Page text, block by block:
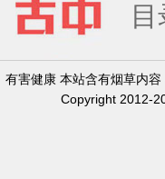
目
有害健康 本站含有烟草内
Copyright 2012-